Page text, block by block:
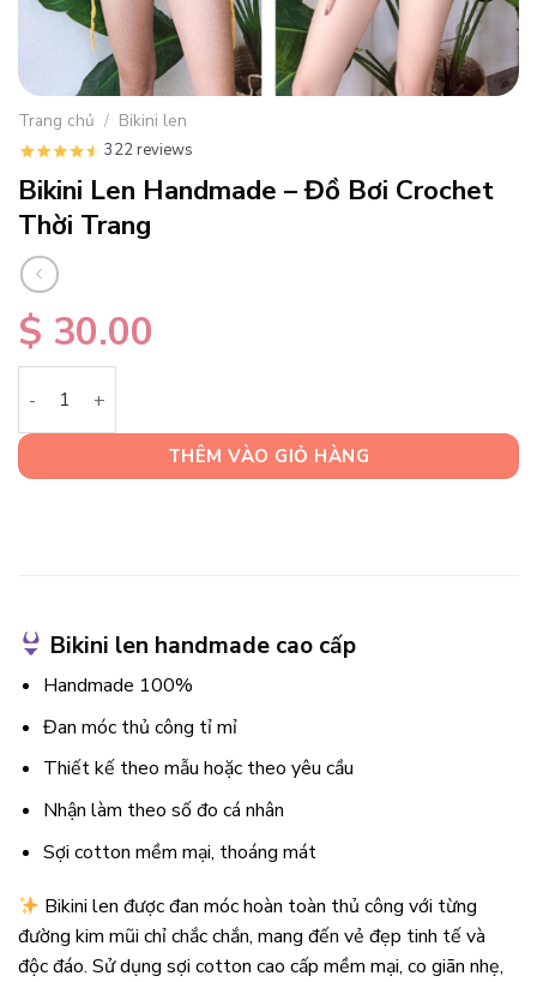
Trang chủ / Bikini len
322 reviews
Bikini Len Handmade – Đồ Bơi Crochet
Thời Trang
$ 30.00
THÊM VÀO GIỎ HÀNG
Bikini len handmade cao cấp
Handmade 100%
Đan móc thủ công tỉ mỉ
Thiết kế theo mẫu hoặc theo yêu cầu
Nhận làm theo số đo cá nhân
Sợi cotton mềm mại, thoáng mát
Bikini len được đan móc hoàn toàn thủ công với từng
đường kim mũi chỉ chắc chắn, mang đến vẻ đẹp tinh tế và
độc đáo. Sử dụng sợi cotton cao cấp mềm mại, co giãn nhẹ,